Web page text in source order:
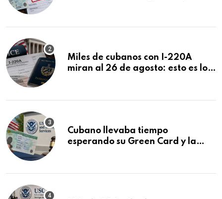
Miles de cubanos con I-220A
miran al 26 de agosto: esto es lo
Cubano llevaba tiempo
esperando su Green Card y la